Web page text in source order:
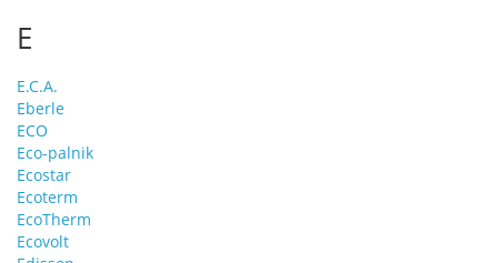
E
E.C.A.
Eberle
ECO
Eco-palnik
Ecostar
Ecoterm
EcoTherm
Ecovolt